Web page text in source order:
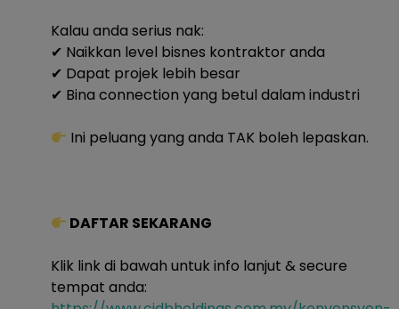
Kalau anda serius nak:
✔ Naikkan level bisnes kontraktor anda
✔ Dapat projek lebih besar
✔ Bina connection yang betul dalam industri
Ini peluang yang anda TAK boleh lepaskan.
DAFTAR SEKARANG
Klik link di bawah untuk info lanjut & secure
tempat anda: